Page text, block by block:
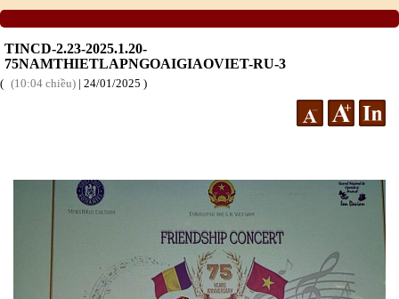
TINCD-2.23-2025.1.20-
75NAMTHIETLAPNGOAIGIAOVIET-RU-3
10:04 chiều | 24/01 /2025